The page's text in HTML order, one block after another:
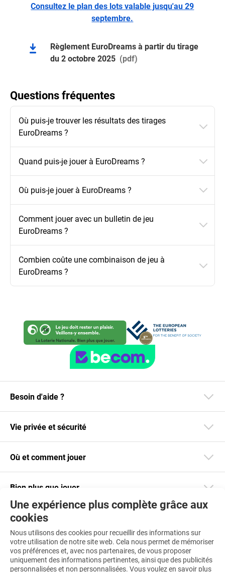
Consultez le plan des lots valable jusqu'au 29
septembre.
Règlement EuroDreams à partir du tirage
du 2 octobre 2025 (pdf)
Questions fréquentes
Où puis-je trouver les résultats des tirages
EuroDreams ?
Quand puis-je jouer à EuroDreams ?
Où puis-je jouer à EuroDreams ?
Comment jouer avec un bulletin de jeu
EuroDreams ?
Combien coûte une combinaison de jeu à
EuroDreams ?
Une expérience plus complète grâce aux
cookies
Nous utilisons des cookies pour recueillir des informations sur
votre utilisation de notre site web. Cela nous permet de mémoriser
vos préférences et, avec nos partenaires, de vous proposer
uniquement des informations pertinentes, ainsi que des publicités
personnalisées et non personnalisées. Vous voulez en savoir plus
Besoin d'aide ?
Vie privée et sécurité
Où et comment jouer
Bien plus que jouer
Téléchargez notre app